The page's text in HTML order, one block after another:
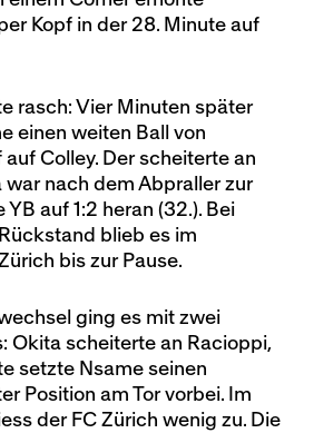
Kopf in der 28. Minute auf
rasch: Vier Minuten später
einen weiten Ball von
auf Colley. Der scheiterte an
war nach dem Abpraller zur
auf 1:2 heran (32.). Bei
blieb es im
bis zur Pause.
ging es mit zwei
Okita scheiterte an Racioppi,
setzte Nsame seinen
Position am Tor vorbei. Im
der FC Zürich wenig zu. Die